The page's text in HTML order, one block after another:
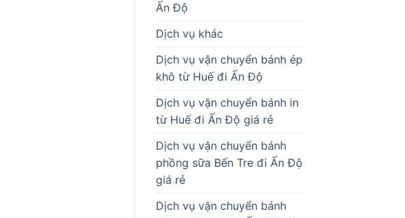
Ấn Độ
Dịch vụ khác
Dịch vụ vận chuyển bánh ép
khô từ Huế đi Ấn Độ
Dịch vụ vận chuyển bánh in
từ Huế đi Ấn Độ giá rẻ
Dịch vụ vận chuyển bánh
phồng sữa Bến Tre đi Ấn Độ
giá rẻ
Dịch vụ vận chuyển bánh